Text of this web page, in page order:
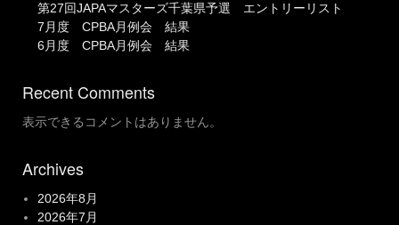
第27回JAPAマスターズ千葉県予選 エントリーリスト
7月度 CPBA月例会 結果
6月度 CPBA月例会 結果
Recent Comments
表示できるコメントはありません。
Archives
2026年8月
2026年7月